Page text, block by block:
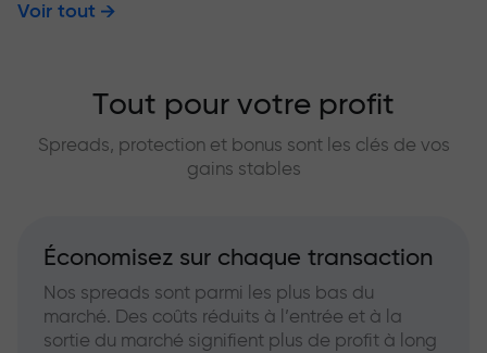
Voir tout
Tout pour votre profit
Spreads, protection et bonus sont les clés de vos
gains stables
Économisez sur chaque transaction
Nos spreads sont parmi les plus bas du
marché. Des coûts réduits à l’entrée et à la
sortie du marché signifient plus de profit à long